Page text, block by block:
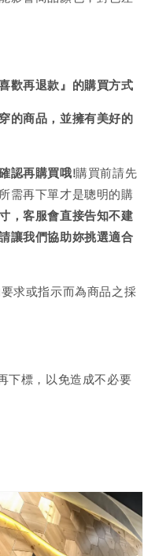
歡再退款』的購買方式
的商品，並擁有美好的
認再購買哦!購買前請先
需再下單才是聰明的購
，客服會直接告知不建
讓我們協助妳挑選適合
求或指示而為商品之採
下標，以免造成不必要